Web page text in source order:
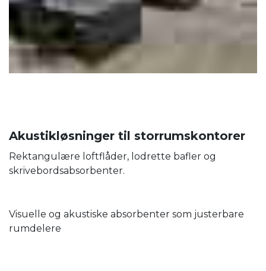
Akustikløsninger til storrumskontorer
Rektangulære loftflåder, lodrette bafler og
skrivebordsabsorbenter.
Visuelle og akustiske absorbenter som justerbare
rumdelere